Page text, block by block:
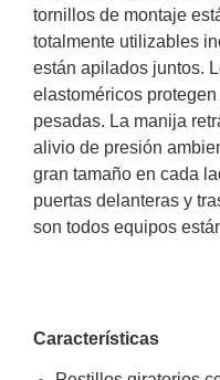
Decodificadores
de
VideoCubo Domo
/ Eyeball /
Turret Fisheye
y
HemisféricasLente
MotorizadoNVRs
Network
Caja
PTZ
tornillos de montaje
totalmente utilizables
están apilados juntos.
elastoméricos
pesadas. La manija
alivio de presión
gran tamaño en cada
puertas delanteras y
son todos equipos
Características